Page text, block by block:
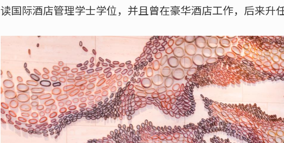
读国际酒店管理学士学位，并且曾在豪华酒店工作，后来升